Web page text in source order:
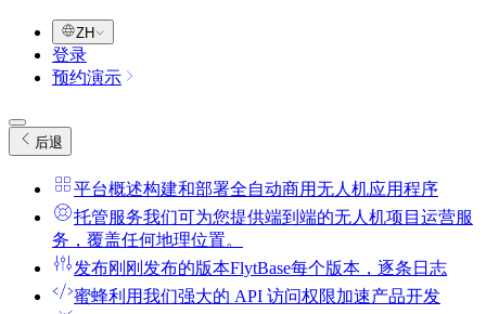
ZH
登录
预约演示
后退
平台概述构建和部署全自动商用无人机应用程序
托管服务我们可为您提供端到端的无人机项目运营服
务，覆盖任何地理位置。
发布刚刚发布的版本FlytBase每个版本，逐条日志
蜜蜂利用我们强大的 API 访问权限加速产品开发